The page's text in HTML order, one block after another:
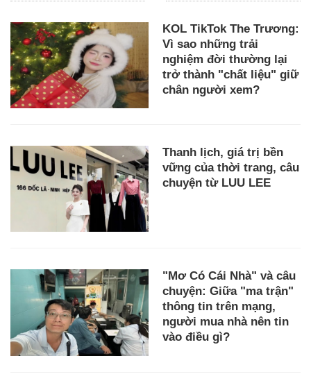
KOL TikTok The Trương:
Vì sao những trải
nghiệm đời thường lại
trở thành "chất liệu" giữ
chân người xem?
Thanh lịch, giá trị bền
vững của thời trang, câu
chuyện từ LUU LEE
"Mơ Có Cái Nhà" và câu
chuyện: Giữa "ma trận"
thông tin trên mạng,
người mua nhà nên tin
vào điều gì?